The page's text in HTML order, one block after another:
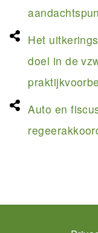
Het
doel in de
Auto en